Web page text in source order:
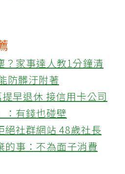
？家事達人教1分鐘清
防髒汙附著
早退休 接信用卡公司
：有錢也碰壁
絕社群網站 48歲社長
的事：不為面子消費